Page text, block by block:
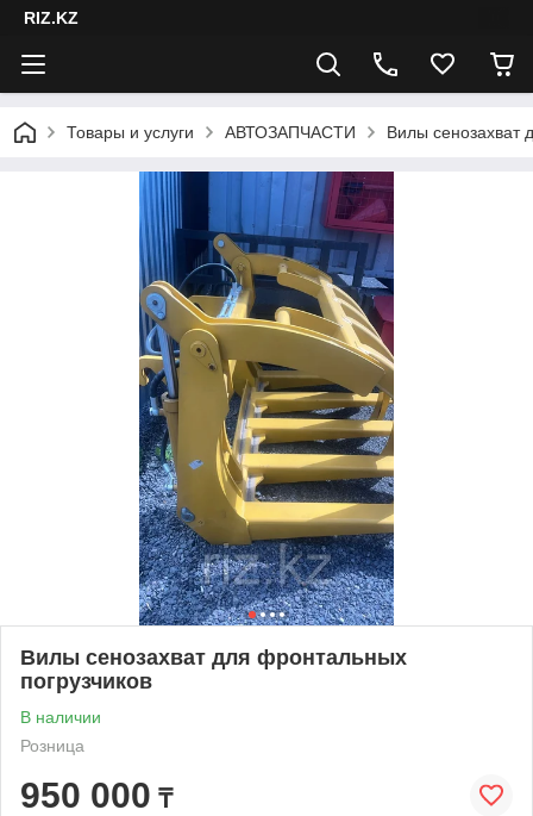
RIZ.KZ
Товары и услуги АВТОЗАПЧАСТИ Вилы сенозахват
Вилы сенозахват для фронтальных
погрузчиков
В наличии
Розница
950 000 ₸